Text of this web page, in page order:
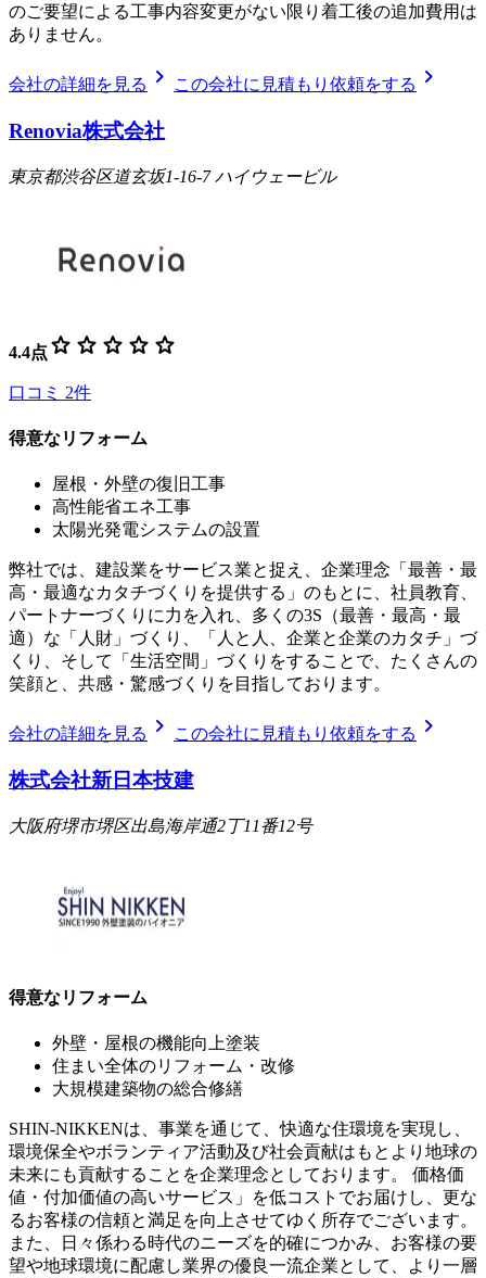
のご要望による工事内容変更がない限り着工後の追加費用は
ありません。
会社の詳細を見る chevron_right この会社に見積もり依頼をする chevron_right
Renovia株式会社
東京都渋谷区道玄坂1-16-7 ハイウェービル
4.4点 star star star star star
口コミ 2件
得意なリフォーム
屋根・外壁の復旧工事
高性能省エネ工事
太陽光発電システムの設置
弊社では、建設業をサービス業と捉え、企業理念「最善・最
高・最適なカタチづくりを提供する」のもとに、社員教育、
パートナーづくりに力を入れ、多くの3S（最善・最高・最
適）な「人財」づくり、「人と人、企業と企業のカタチ」づ
くり、そして「生活空間」づくりをすることで、たくさんの
笑顔と、共感・驚感づくりを目指しております。
会社の詳細を見る chevron_right この会社に見積もり依頼をする chevron_right
株式会社新日本技建
大阪府堺市堺区出島海岸通2丁11番12号
得意なリフォーム
外壁・屋根の機能向上塗装
住まい全体のリフォーム・改修
大規模建築物の総合修繕
SHIN-NIKKENは、事業を通じて、快適な住環境を実現し、
環境保全やボランティア活動及び社会貢献はもとより地球の
未来にも貢献することを企業理念としております。 価格価
値・付加価値の高いサービス」を低コストでお届けし、更な
るお客様の信頼と満足を向上させてゆく所存でございます。
また、日々係わる時代のニーズを的確につかみ、お客様の要
望や地球環境に配慮し業界の優良一流企業として、より一層